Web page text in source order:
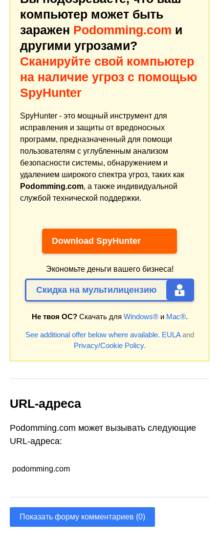
компьютер может быть
заражен Podomming.com и
другими угрозами?
Сканируйте свой компьютер
на наличие угроз с помощью
SpyHunter
SpyHunter - это мощный инструмент для
исправления и защиты от вредоносных
программ, предназначенный для помощи
пользователям с углубленным анализом
безопасности системы, обнаружением и
удалением широкого спектра угроз, таких как
Podomming.com, а также индивидуальной
службой технической поддержки.
Download SpyHunter
Экономьте деньги вашего бизнеса!
Скидка на мультилицензию
Не твоя ОС?Скачать для Windows®и Mac®.
See additional offer below where available. EULAand
Privacy/Cookie Policy.
URL-адреса
Podomming.com может вызывать следующие
URL-адреса:
podomming.com
Показать форму комментариев (0)